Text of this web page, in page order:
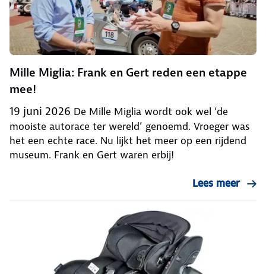
Mille Miglia: Frank en Gert reden een etappe
mee!
19 juni 2026 De Mille Miglia wordt ook wel ‘de
mooiste autorace ter wereld’ genoemd. Vroeger was
het een echte race. Nu lijkt het meer op een rijdend
museum. Frank en Gert waren erbij!
Lees meer